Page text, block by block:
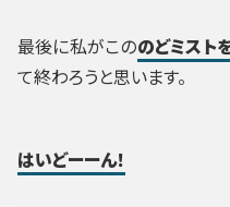
最後に私がこののどミスト
て終わろうと思います。
はいどーーん！